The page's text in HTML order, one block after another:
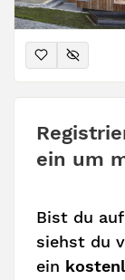
ein um
Bist du
siehst du
ein